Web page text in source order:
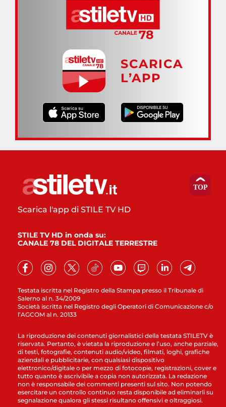
SCARICA
L’APP
Testata iscritta nel Registro della Stampa presso il Tribunale di
Salerno al n. 34/2009
Società iscritta nel Registro degli Operatori di Comunicazione c/o
l’AGCOM al n. 20133
Scarica l'app di STILE TV HD
STILE TV HD in onda su:
CANALE 78 DEL DIGITALE TERRESTRE
La riproduzione dei contenuti giornalistici della testata STILETV è
riservata. Pertanto, è vietata la riproduzione e l’uso, anche parziale,
di testi, fotografie, contenuti audio/video, filmati, loghi, grafiche
aziendali e pubblicitarie, con qualsiasi dispositivo
elettronico/digitale o per mezzo di fotocopie, registrazioni, cover e
tutto quanto è ascrivibile a copia non autorizzata. La redazione
non è responsabile dei commenti presenti sul sito. Non potendo
esercitare un controllo continuo resta disponibile ad eliminarli su
segnalazione qualora gli stessi risultano offensivi e oltraggiosi.